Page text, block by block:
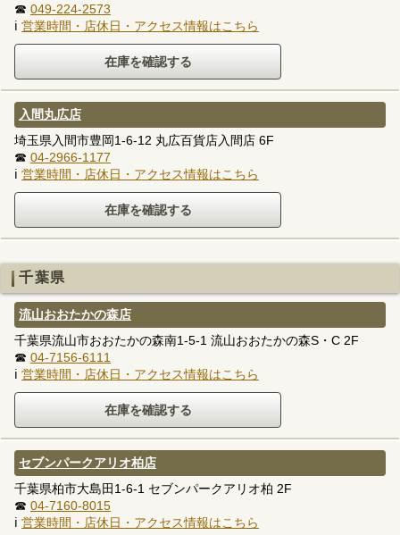
☎ 049-224-2573
ℹ 営業時間・店休日・アクセス情報はこちら
入間丸広店
埼玉県入間市豊岡1-6-12 丸広百貨店入間店 6F
☎ 04-2966-1177
ℹ 営業時間・店休日・アクセス情報はこちら
千葉県
流山おおたかの森店
千葉県流山市おおたかの森南1-5-1 流山おおたかの森S・C 2F
☎ 04-7156-6111
ℹ 営業時間・店休日・アクセス情報はこちら
セブンパークアリオ柏店
千葉県柏市大島田1-6-1 セブンパークアリオ柏 2F
☎ 04-7160-8015
ℹ 営業時間・店休日・アクセス情報はこちら